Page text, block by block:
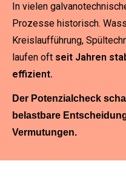
In vielen
Prozesse historisch.
Kreislaufführung,
laufen oft seit Jahren
effizient.
Der Potenzialcheck
belastbare
Vermutungen.